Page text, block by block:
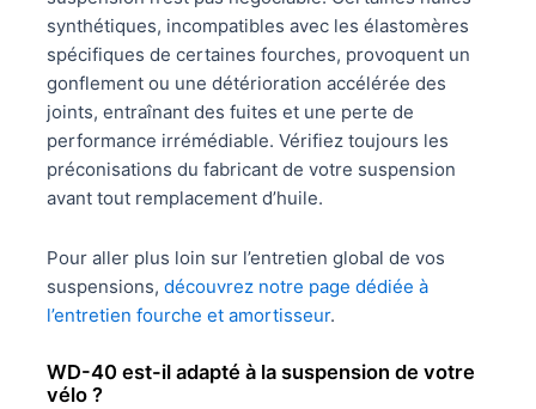
synthétiques, incompatibles avec les élastomères
spécifiques de certaines fourches, provoquent un
gonflement ou une détérioration accélérée des
joints, entraînant des fuites et une perte de
performance irrémédiable. Vérifiez toujours les
préconisations du fabricant de votre suspension
avant tout remplacement d’huile.
Pour aller plus loin sur l’entretien global de vos
suspensions,découvrez notre page dédiée à
l’entretien fourche et amortisseur.
WD-40 est-il adapté à la suspension de votre
vélo ?